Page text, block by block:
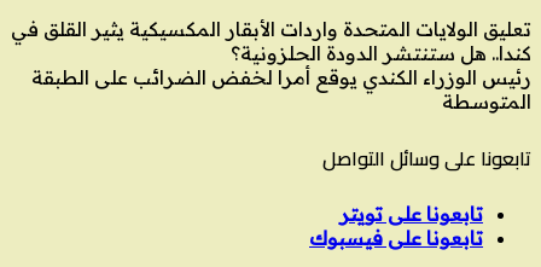
تعليق الولايات المتحدة واردات الأبقار المكسيكية يثير القلق في
كندا.. هل ستنتشر الدودة الحلزونية؟
رئيس الوزراء الكندي يوقع أمرا لخفض الضرائب على الطبقة
المتوسطة
تابعونا على وسائل التواصل
تابعونا على تويتر
تابعونا على فيسبوك